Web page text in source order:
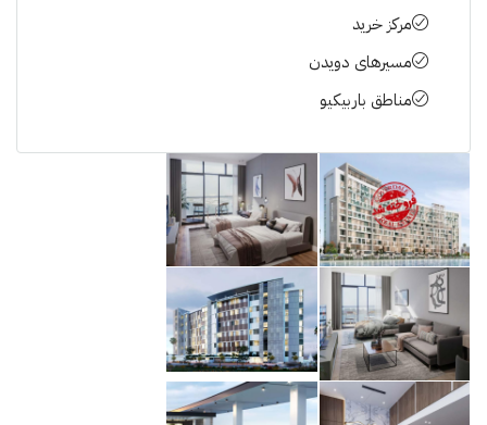
مرکز خرید
مسیرهای دویدن
مناطق باربیکیو